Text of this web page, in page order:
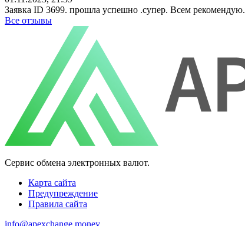
Заявка ID 3699. прошла успешно .супер. Всем рекомендую.
Все отзывы
Сервис обмена электронных валют.
Карта сайта
Предупреждение
Правила сайта
info@apexchange.money